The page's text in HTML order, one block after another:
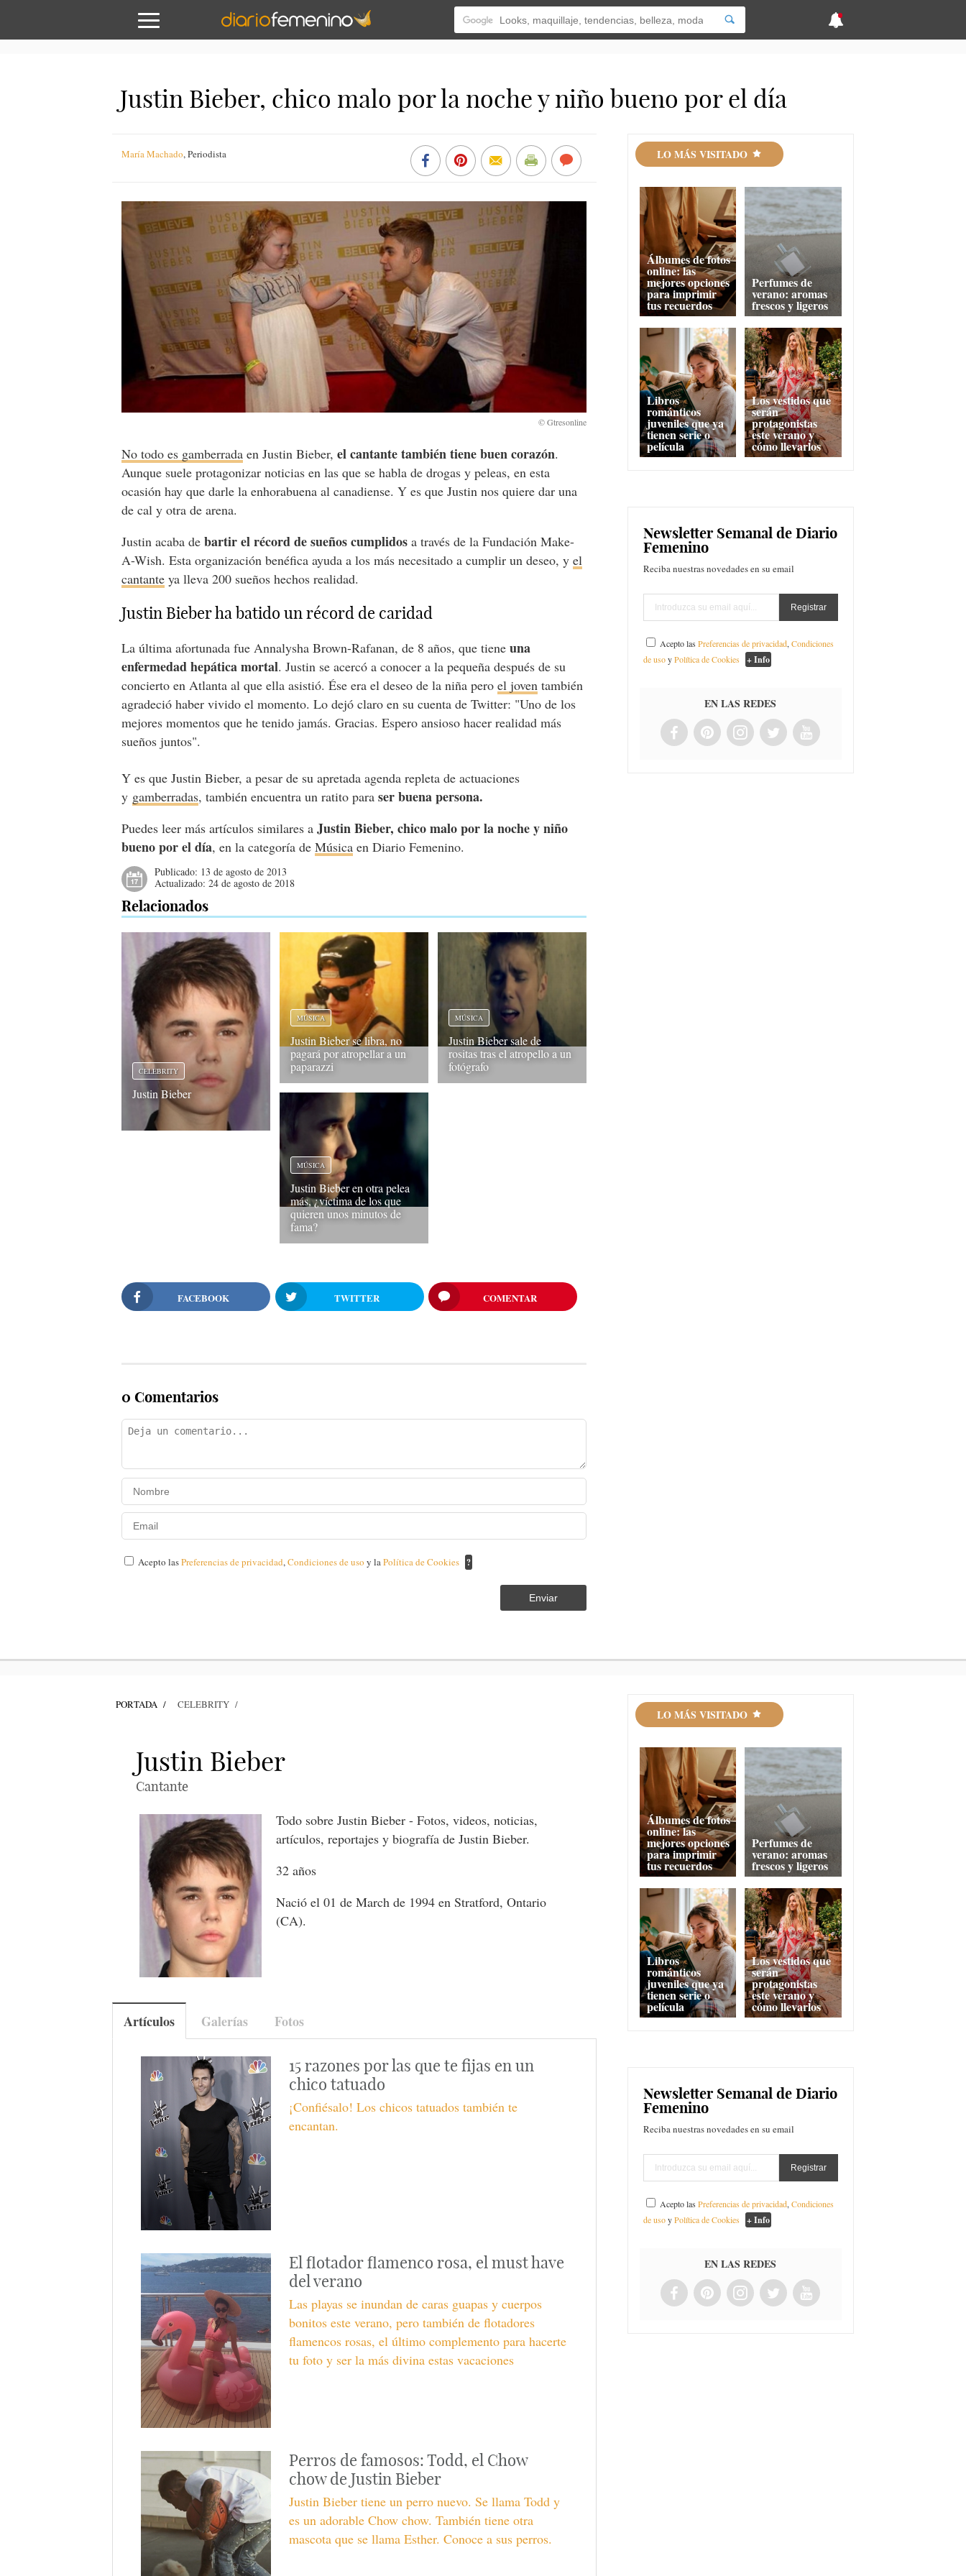
Justin Bieber, chico malo por la noche y niño bueno por el día
María Machado,Periodista
No todo es gamberrada en Justin Bieber, el cantante también tiene buen corazón.
Aunque suele protagonizar noticias en las que se habla de drogas y peleas, en esta
ocasión hay que darle la enhorabuena al canadiense. Y es que Justin nos quiere dar una
de cal y otra de arena.
Justin acaba de bartir el récord de sueños cumplidos a través de la Fundación Make-
A-Wish. Esta organización benéfica ayuda a los más necesitado a cumplir un deseo, yel
cantante ya lleva 200 sueños hechos realidad.
Justin Bieber ha batido un récord de caridad
La última afortunada fue Annalysha Brown-Rafanan, de 8 años, que tieneuna
enfermedad hepática mortal. Justin se acercó a conocer a la pequeña después de su
concierto en Atlanta al que ella asistió. Ése era el deseo de la niña peroel joven también
agradeció haber vivido el momento. Lo dejó claro en su cuenta de Twitter: "Uno de los
mejores momentos que he tenido jamás. Gracias. Espero ansioso hacer realidad más
sueños juntos".
Y es que Justin Bieber, a pesar de su apretada agenda repleta de actuaciones
y gamberradas, también encuentra un ratito para ser buena persona.
Puedes leer más artículos similares aJustin Bieber, chico malo por la noche y niño
bueno por el día, en la categoría deMúsica en Diario Femenino.
Publicado: 13 de agosto de 2013
Actualizado:24 de agosto de 2018
Relacionados
CELEBRITY
Justin Bieber
MÚSICA
Justin Bieber se libra, no
pagará por atropellar a un
paparazzi
MÚSICA
Justin Bieber sale de
rositas tras el atropello a un
fotógrafo
MÚSICA
Justin Bieber en otra pelea
más, ¿víctima de los que
quieren unos minutos de
fama?
FACEBOOK TWITTER COMENTAR
0 Comentarios
Acepto lasPreferencias de privacidad,Condiciones de usoy laPolítica de Cookies ?
Enviar
LO MÁS VISITADO
Álbumes de fotos
online: las
mejores opciones
para imprimir
tus recuerdos
Perfumes de
verano: aromas
frescos y ligeros
Libros
románticos
juveniles que ya
tienen serie o
película
Los vestidos que
serán
protagonistas
este verano y
cómo llevarlos
Newsletter Semanal de Diario
Femenino
Reciba nuestras novedades en su email
Acepto lasPreferencias de privacidad,Condiciones
de usoyPolítica de Cookies + Info
EN LAS REDES
PORTADA CELEBRITY
Justin Bieber
Cantante
Todo sobre Justin Bieber - Fotos, videos, noticias,
artículos, reportajes y biografía de Justin Bieber.
32 años
Nació el 01 de March de 1994 en Stratford, Ontario
(CA).
Artículos Galerías Fotos
15 razones por las que te fijas en un
chico tatuado
¡Confiésalo! Los chicos tatuados también te
encantan.
El flotador flamenco rosa, el must have
del verano
Las playas se inundan de caras guapas y cuerpos
bonitos este verano, pero también de flotadores
flamencos rosas, el último complemento para hacerte
tu foto y ser la más divina estas vacaciones
Perros de famosos: Todd, el Chow
chow de Justin Bieber
Justin Bieber tiene un perro nuevo. Se llama Todd y
es un adorable Chow chow. También tiene otra
mascota que se llama Esther. Conoce a sus perros.
LO MÁS VISITADO
Álbumes de fotos
online: las
mejores opciones
para imprimir
tus recuerdos
Perfumes de
verano: aromas
frescos y ligeros
Libros
románticos
juveniles que ya
tienen serie o
película
Los vestidos que
serán
protagonistas
este verano y
cómo llevarlos
Newsletter Semanal de Diario
Femenino
Reciba nuestras novedades en su email
Acepto lasPreferencias de privacidad,Condiciones
de usoyPolítica de Cookies + Info
EN LAS REDES